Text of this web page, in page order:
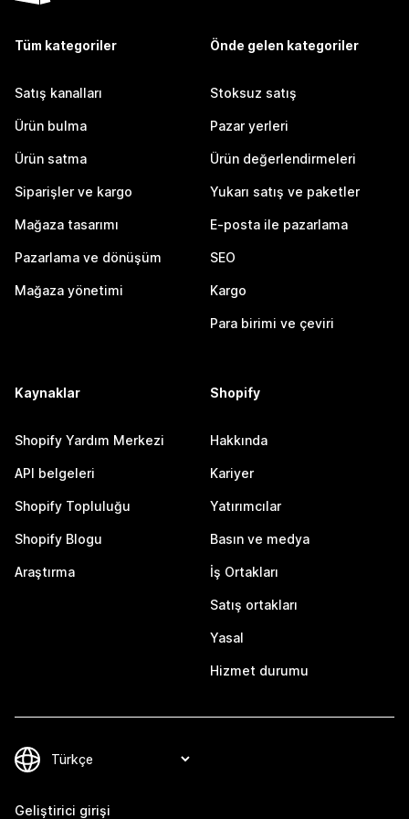
Tüm kategoriler
Satış kanalları
Ürün bulma
Ürün satma
Siparişler ve kargo
Mağaza tasarımı
Pazarlama ve dönüşüm
Mağaza yönetimi
Önde gelen kategoriler
Stoksuz satış
Pazar yerleri
Ürün değerlendirmeleri
Yukarı satış ve paketler
E-posta ile pazarlama
SEO
Kargo
Para birimi ve çeviri
Kaynaklar
Shopify Yardım Merkezi
API belgeleri
Shopify Topluluğu
Shopify Blogu
Araştırma
Shopify
Hakkında
Kariyer
Yatırımcılar
Basın ve medya
İş Ortakları
Satış ortakları
Yasal
Hizmet durumu
Geliştirici girişi